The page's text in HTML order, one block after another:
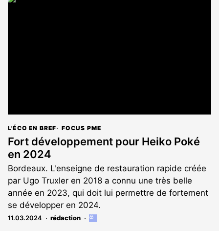
L'ÉCO EN BREF FOCUS PME
Fort développement pour Heiko Poké
en 2024
Bordeaux. L'enseigne de restauration rapide créée
par Ugo Truxler en 2018 a connu une très belle
année en 2023, qui doit lui permettre de fortement
se développer en 2024.
11.03.2024 rédaction
Cet